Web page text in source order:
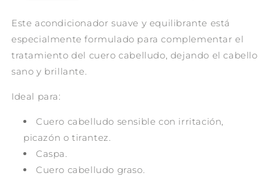
Este acondicionador suave y equilibrante está
especialmente formulado para complementar el
tratamiento del cuero cabelludo, dejando el cabello
sano y brillante.
Ideal para:
Cuero cabelludo sensible con irritación,
picazón o tirantez.
Caspa.
Cuero cabelludo graso.